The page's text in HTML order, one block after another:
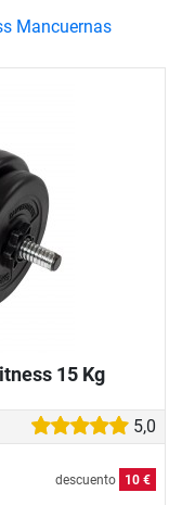
15 Kg
5,0
descuento 10 €
Mancuernas